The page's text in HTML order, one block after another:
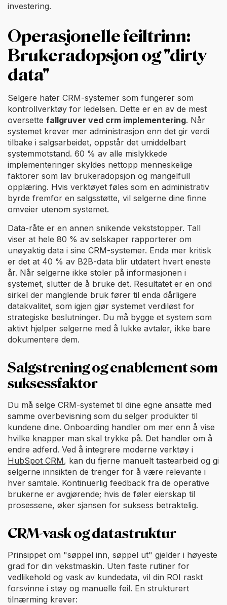
investering.
Operasjonelle feiltrinn:
Brukeradopsjon og "dirty
data"
Selgere hater CRM-systemer som fungerer som
kontrollverktøy for ledelsen. Dette er en av de mest
oversette fallgruver ved crm implementering. Når
systemet krever mer administrasjon enn det gir verdi
tilbake i salgsarbeidet, oppstår det umiddelbart
systemmotstand. 60 % av alle mislykkede
implementeringer skyldes nettopp menneskelige
faktorer som lav brukeradopsjon og mangelfull
opplæring. Hvis verktøyet føles som en administrativ
byrde fremfor en salgsstøtte, vil selgerne dine finne
omveier utenom systemet.
Data-råte er en annen snikende vekststopper. Tall
viser at hele 80 % av selskaper rapporterer om
unøyaktig data i sine CRM-systemer. Enda mer kritisk
er det at 40 % av B2B-data blir utdatert hvert eneste
år. Når selgerne ikke stoler på informasjonen i
systemet, slutter de å bruke det. Resultatet er en ond
sirkel der manglende bruk fører til enda dårligere
datakvalitet, som igjen gjør systemet verdiløst for
strategiske beslutninger. Du må bygge et system som
aktivt hjelper selgerne med å lukke avtaler, ikke bare
dokumentere dem.
Salgstrening og enablement som
suksessfaktor
Du må selge CRM-systemet til dine egne ansatte med
samme overbevisning som du selger produkter til
kundene dine. Onboarding handler om mer enn å vise
hvilke knapper man skal trykke på. Det handler om å
endre adferd. Ved å integrere moderne verktøy i
HubSpot CRM, kan du fjerne manuelt tastearbeid og gi
selgerne innsikten de trenger for å være relevante i
hver samtale. Kontinuerlig feedback fra de operative
brukerne er avgjørende; hvis de føler eierskap til
prosessene, øker sjansen for suksess betraktelig.
CRM-vask og datastruktur
Prinsippet om "søppel inn, søppel ut" gjelder i høyeste
grad for din vekstmaskin. Uten faste rutiner for
vedlikehold og vask av kundedata, vil din ROI raskt
forsvinne i støy og manuelle feil. En strukturert
tilnærming krever: